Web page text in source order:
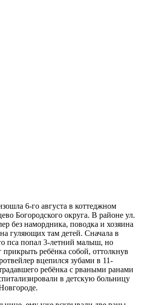
6-го августа в коттеджном
Богородского округа. В районе ул.
без намордника, поводка и хозяина
гуляющих там детей. Сначала в
пса попал 3-летний малыш, но
ребёнка собой, оттолкнув
вцепился зубами в 11-
ребёнка с рваными ранами
в детскую больницу